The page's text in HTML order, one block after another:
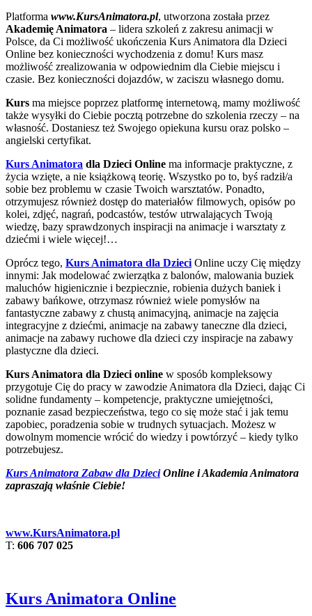
Platforma www.KursAnimatora.pl, utworzona została przez
Akademię Animatora – lidera szkoleń z zakresu animacji w
Polsce, da Ci możliwość ukończenia Kurs Animatora dla Dzieci
Online bez konieczności wychodzenia z domu! Kurs masz
możliwość zrealizowania w odpowiednim dla Ciebie miejscu i
czasie. Bez konieczności dojazdów, w zaciszu własnego domu.
Kurs ma miejsce poprzez platformę internetową, mamy możliwość
także wysyłki do Ciebie pocztą potrzebne do szkolenia rzeczy – na
własność. Dostaniesz też Swojego opiekuna kursu oraz polsko –
angielski certyfikat.
Kurs Animatora dla Dzieci Online ma informacje praktyczne, z
życia wzięte, a nie książkową teorię. Wszystko po to, byś radził/a
sobie bez problemu w czasie Twoich warsztatów. Ponadto,
otrzymujesz również dostęp do materiałów filmowych, opisów po
kolei, zdjęć, nagrań, podcastów, testów utrwalających Twoją
wiedzę, bazy sprawdzonych inspiracji na animacje i warsztaty z
dziećmi i wiele więcej!…
Oprócz tego, Kurs Animatora dla DzieciOnline uczy Cię między
innymi: Jak modelować zwierzątka z balonów, malowania buziek
maluchów higienicznie i bezpiecznie, robienia dużych baniek i
zabawy bańkowe, otrzymasz również wiele pomysłów na
fantastyczne zabawy z chustą animacyjną, animacje na zajęcia
integracyjne z dziećmi, animacje na zabawy taneczne dla dzieci,
animacje na zabawy ruchowe dla dzieci czy inspiracje na zabawy
plastyczne dla dzieci.
Kurs Animatora dla Dzieci online w sposób kompleksowy
przygotuje Cię do pracy w zawodzie Animatora dla Dzieci, dając Ci
solidne fundamenty – kompetencje, praktyczne umiejętności,
poznanie zasad bezpieczeństwa, tego co się może stać i jak temu
zapobiec, poradzenia sobie w trudnych sytuacjach. Możesz w
dowolnym momencie wrócić do wiedzy i powtórzyć – kiedy tylko
potrzebujesz.
Kurs Animatora Zabaw dla DzieciOnline i Akademia Animatora
zapraszają właśnie Ciebie!
www.KursAnimatora.pl
T: 606 707 025
Kurs Animatora Online